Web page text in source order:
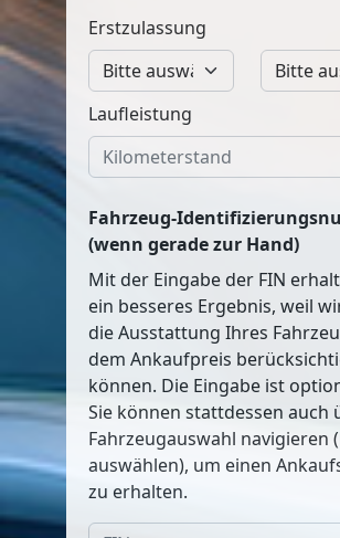
Erstzulassung
Laufleistung
Fahrzeug-
(wenn gerade zur Hand)
Mit der Eingabe der FIN
ein besseres Ergebnis, weil
die Ausstattung Ihres
dem Ankaufpreis
können. Die Eingabe ist
Sie können stattdessen auch
Fahrzeugauswahl navigieren
auswählen), um einen
zu erhalten.